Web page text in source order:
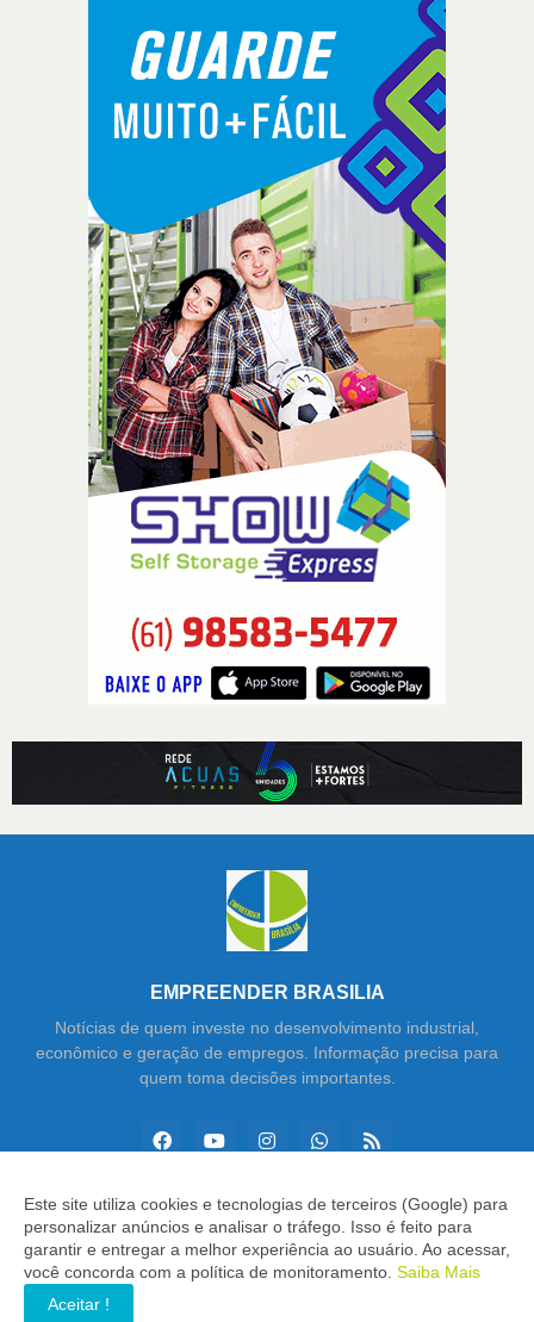
EMPREENDER BRASILIA
Notícias de quem investe no desenvolvimento industrial,
econômico e geração de empregos. Informação precisa para
quem toma decisões importantes.
Copyright ©2026Empreender Brasília
INÍCIO SOBRE CONTATO LGPD
EXPEDIENTE
Este site utiliza cookies e tecnologias de terceiros (Google) para
personalizar anúncios e analisar o tráfego. Isso é feito para
garantir e entregar a melhor experiência ao usuário. Ao acessar,
você concorda com a política de monitoramento. Saiba Mais
Aceitar !